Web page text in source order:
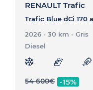
RENAULT Trafic
2026 - 30 km - Gris
Diesel
54 600€ -15%